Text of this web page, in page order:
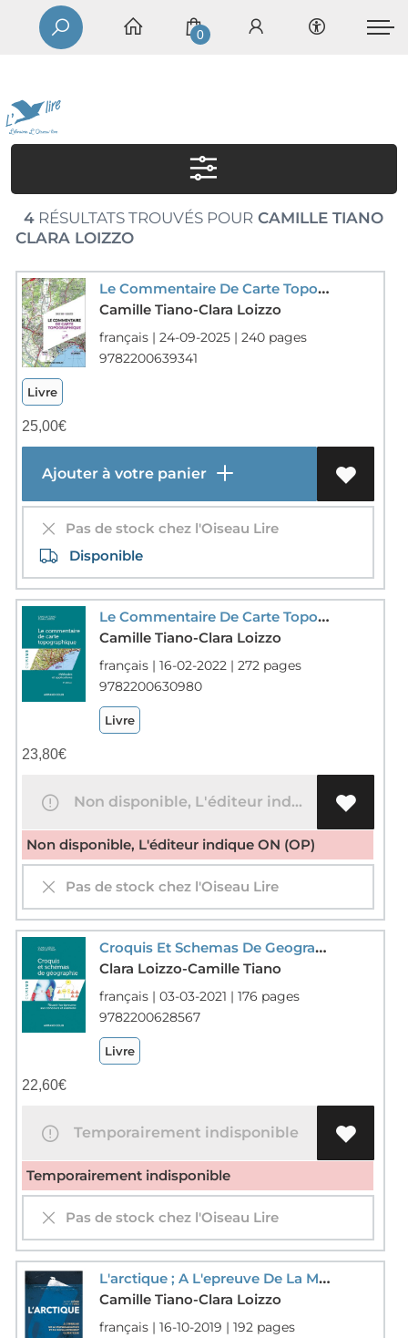
0
4RÉSULTATS TROUVÉS POURCAMILLE TIANO
CLARA LOIZZO
Le Commentaire De Carte Topographique : Methodes Et Applications (3e Edition)
Camille Tiano-Clara Loizzo
français | 24-09-2025 | 240 pages
9782200639341
Livre
25,00€
Ajouter à votre panier
Pas de stock chez l'Oiseau Lire
Disponible
Le Commentaire De Carte Topographique : Methodes Et Applications (2e Edition)
Camille Tiano-Clara Loizzo
français | 16-02-2022 | 272 pages
9782200630980
Livre
23,80€
Non disponible, L'éditeur indique ON (OP)
Non disponible, L'éditeur indique ON (OP)
Pas de stock chez l'Oiseau Lire
Croquis Et Schemas De Geographie ; Reussir Les Epreuves Aux Concours Et Examens
Clara Loizzo-Camille Tiano
français | 03-03-2021 | 176 pages
9782200628567
Livre
22,60€
Temporairement indisponible
Temporairement indisponible
Pas de stock chez l'Oiseau Lire
L'arctique ; A L'epreuve De La Mondialisation Et Du Changement Climatique
Camille Tiano-Clara Loizzo
français | 16-10-2019 | 192 pages